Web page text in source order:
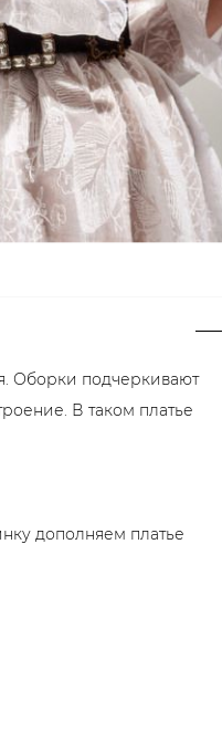
Оборки подчеркивают
В таком платье
дополняем платье